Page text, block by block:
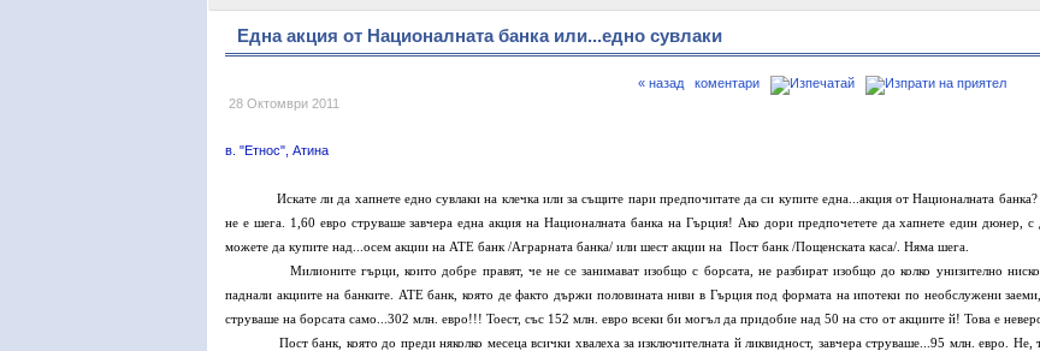
Една акция от Националната банка или...едно сувлаки
28 Октомври 2011
« назад коментари
в. "Етнос", Атина
Искате ли да хапнете едно сувлаки на клечка или за същите пари предпочитате да си купите една...акция от Националната
не е шега. 1,60 евро струваше завчера една акция на Националната банка на Гърция! Ако дори предпочетете да хапнете един дюнер, с
можете да купите над...осем акции на АТЕ банк /Аграрната банка/ или шест акции на Пост банк /Пощенската каса/. Няма шега.
Милионите гърци, които добре правят, че не се занимават изобщо с борсата, не разбират изобщо до колко унизително ниско
паднали акциите на банките. АТЕ банк, която де факто държи половината ниви в Гърция под формата на ипотеки по необслужени
струваше на борсата само...302 млн. евро!!! Тоест, със 152 млн. евро всеки би могъл да придобие над 50 на сто от акциите й! Това е
Пост банк, която до преди няколко месеца всички хвалеха за изключителната й ликвидност, завчера струваше...95 млн. евро. Не,